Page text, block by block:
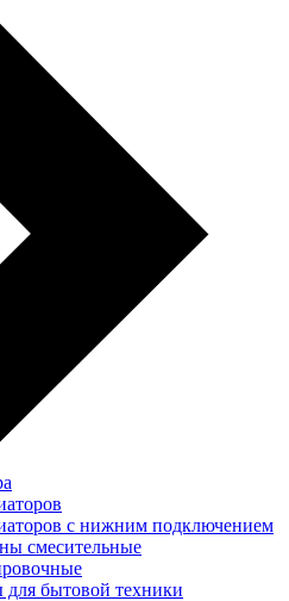
с нижним подключением
смесительные
бытовой техники